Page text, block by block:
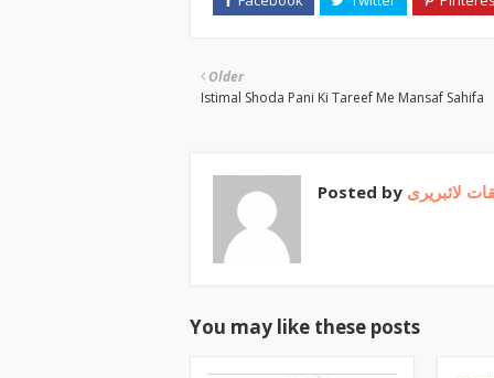
Older
Istimal Shoda Pani Ki Tareef Me Mansaf Sahifa
Posted by لائبریری
You may like these posts